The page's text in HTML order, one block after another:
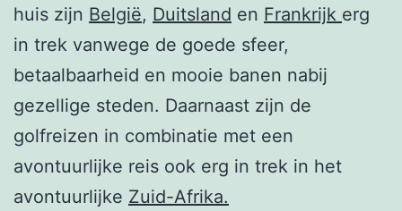
huis zijn België, Duitsland en Frankrijk erg
in trek vanwege de goede sfeer,
betaalbaarheid en mooie banen nabij
gezellige steden. Daarnaast zijn de
golfreizen in combinatie met een
avontuurlijke reis ook erg in trek in het
avontuurlijke Zuid-Afrika.